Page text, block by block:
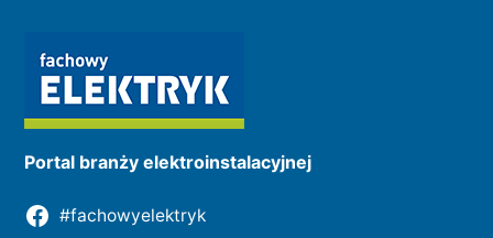
Portal branży elektroinstalacyjnej
#fachowyelektryk